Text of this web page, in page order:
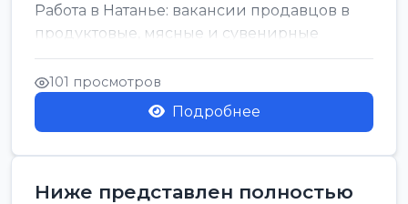
Работа в Натанье: вакансии продавцов в
продуктовые, мясные и сувенирные
лавки<br />
Разнорабочий на сборку м...
101 просмотров
Подробнее
Ниже представлен полностью